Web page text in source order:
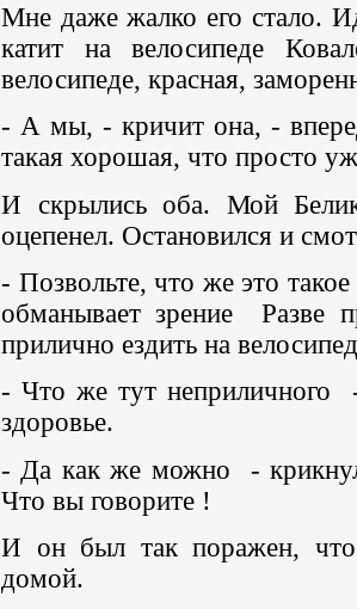
Мне даже жалко его стало.
катит на велосипеде
велосипеде, красная,
- А мы, - кричит она, -
такая хорошая, что просто
И скрылись оба. Мой
оцепенел. Остановился и
- Позвольте, что же это
обманывает зрение Разве
прилично ездить на
- Что же тут неприличного
здоровье.
- Да как же можно -
Что вы говорите !
И он был так поражен, что
домой.